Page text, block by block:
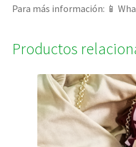
Para más información: 📱
Productos